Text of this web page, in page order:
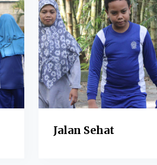
Jalan Sehat